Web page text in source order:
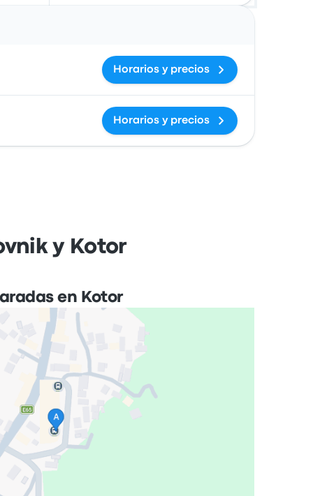
Horarios y precios
Horarios y precios
y Kotor
en Kotor